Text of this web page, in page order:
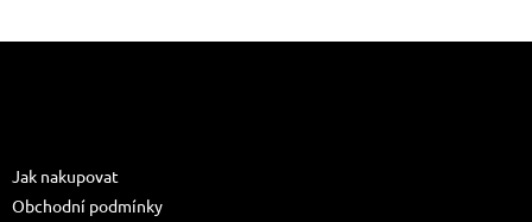
Jak nakupovat
Obchodní podmínky